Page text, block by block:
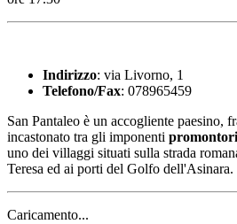
Indirizzo: via Livorno, 1
Telefono/Fax: 078965459
San Pantaleo è un accogliente paesino,
incastonato tra gli imponenti promontori
uno dei villaggi situati sulla strada
Teresa ed ai porti del Golfo dell'Asinara.
Caricamento...